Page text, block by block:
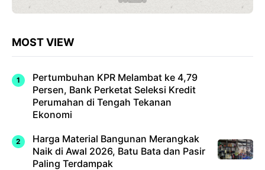
MOST VIEW
Pertumbuhan KPR Melambat ke 4,79
Persen, Bank Perketat Seleksi Kredit
Perumahan di Tengah Tekanan
Ekonomi
Harga Material Bangunan Merangkak
Naik di Awal 2026, Batu Bata dan Pasir
Paling Terdampak